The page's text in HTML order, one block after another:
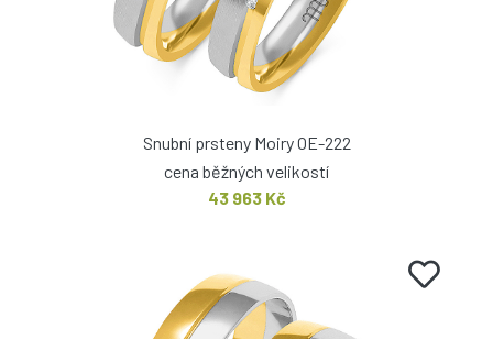
Snubní prsteny Moiry OE-222
cena běžných velikostí
43 963 Kč